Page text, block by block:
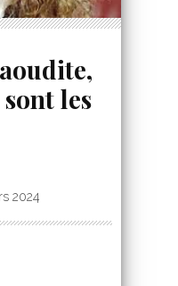
les
2024